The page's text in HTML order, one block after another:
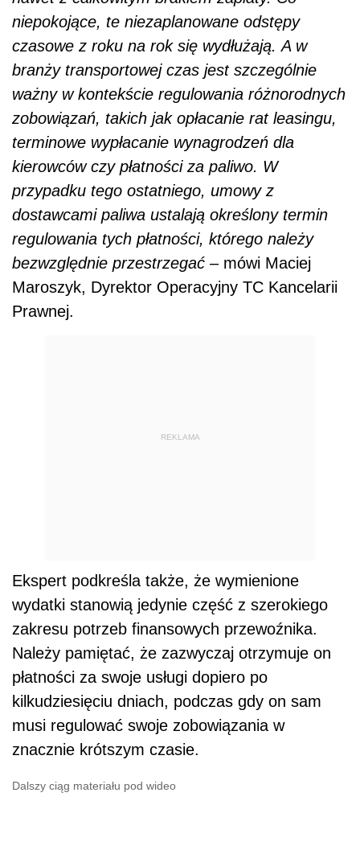
niepokojące, te niezaplanowane odstępy
czasowe z roku na rok się wydłużają.A w
branży transportowej czas jest szczególnie
ważny w kontekście regulowania różnorodnych
zobowiązań, takich jak opłacanie rat leasingu,
terminowe wypłacanie wynagrodzeń dla
kierowców czy płatności za paliwo. W
przypadku tego ostatniego, umowy z
dostawcami paliwa ustalają określony termin
regulowania tych płatności, którego należy
bezwzględnie przestrzegać – mówi Maciej
Maroszyk, Dyrektor Operacyjny TC Kancelarii
Prawnej.
REKLAMA
Ekspert podkreśla także, że wymienione
wydatki stanowią jedynie część z szerokiego
zakresu potrzeb finansowych przewoźnika.
Należy pamiętać, że zazwyczaj otrzymuje on
płatności za swoje usługi dopiero po
kilkudziesięciu dniach, podczas gdy on sam
musi regulować swoje zobowiązania w
znacznie krótszym czasie.
Dalszy ciąg materiału pod wideo